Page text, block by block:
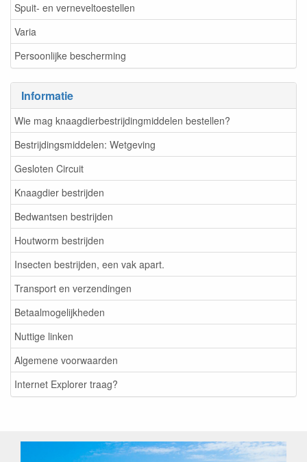
Spuit- en verneveltoestellen
Varia
Persoonlijke bescherming
Informatie
Wie mag knaagdierbestrijdingmiddelen bestellen?
Bestrijdingsmiddelen: Wetgeving
Gesloten Circuit
Knaagdier bestrijden
Bedwantsen bestrijden
Houtworm bestrijden
Insecten bestrijden, een vak apart.
Transport en verzendingen
Betaalmogelijkheden
Nuttige linken
Algemene voorwaarden
Internet Explorer traag?